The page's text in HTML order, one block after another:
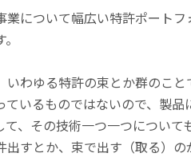
業について幅広い特許ポート
いわゆる特許の束とか群のこ
ているものではないので、製
て、その技術一つ一つについ
すとか、束で出す（取る）の